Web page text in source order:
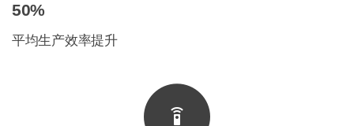
50%
平均生产效率提升